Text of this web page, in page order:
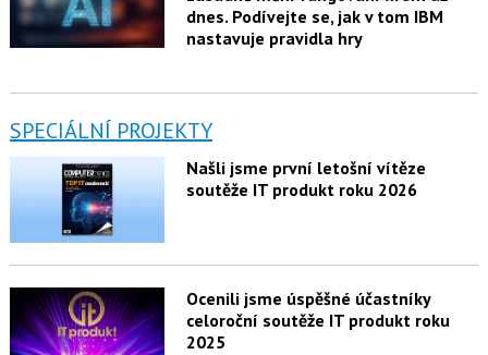
dnes. Podívejte se, jak v tom IBM
nastavuje pravidla hry
SPECIÁLNÍ PROJEKTY
Našli jsme první letošní vítěze
soutěže IT produkt roku 2026
Ocenili jsme úspěšné účastníky
celoroční soutěže IT produkt roku
2025